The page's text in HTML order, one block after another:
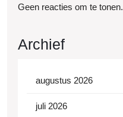
Geen reacties om te tonen.
Archief
augustus 2026
juli 2026